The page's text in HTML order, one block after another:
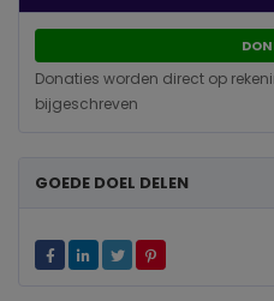
Donaties worden direct op
bijgeschreven
GOEDE DOEL DELEN